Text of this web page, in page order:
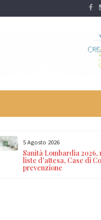
5 Agosto 2026
Sanità Lombardia 2026,
liste d’attesa, Case di
prevenzione